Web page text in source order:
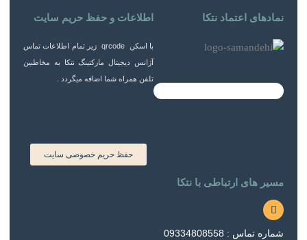
g
m
e
g
r
m
t
s
p
e
b
o
k
نمادهای اعتماد نتکا اطلاعات و حفظ حریم سایت
با اسکن qrcode زیر تمام اطلاعات تماس
آژانس دیجیتال مارکتینگ نتکا به مخاطبین
تلفن همراه شما اضافه میگردد .
حفظ حریم خصوصی سایت
مسیر های ارتباطی با نتکا
شماره تماس : 09334808558